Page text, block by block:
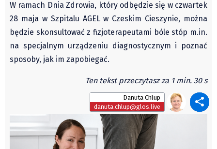
Sejmiki Gminne 2024
PZKO
Placówki dyplomatyczne w CZ
English Voice
Nasze biblioteki
Publicystyka
W ramach Dnia Zdrowia, który odbędzie się w czwartek
28 maja w Szpitalu AGEL w Czeskim Cieszynie, można
będzie skonsultować z fizjoterapeutami bóle stóp m.in.
na specjalnym urządzeniu diagnostycznym i poznać
sposoby, jak im zapobiegać.
Ten tekst przeczytasz za 1 min. 30 s
Danuta Chlup
danuta.chlup@glos.live